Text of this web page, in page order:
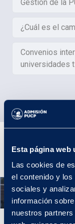
Esta página web
Las cookies de
el contenido y
sociales y
información
nuestros
Gestión de la
¿Cuál es el
Convenios
universidades